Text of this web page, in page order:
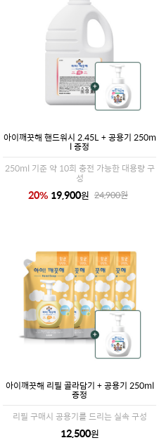
아이깨끗해 핸드워시 2.45L + 공용기 250m
l 증정
250ml 기준 약 10회 충전 가능한 대용량 구
성
20% 19,900원 24,900원
아이깨끗해 리필 골라담기 + 공용기 250ml
증정
리필 구매시 공용기를 드리는 실속 구성
12,500원